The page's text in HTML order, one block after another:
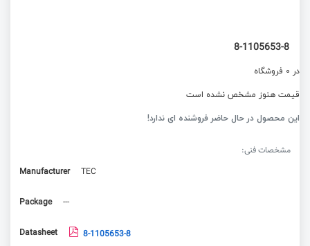
8-1105653-8
در 0 فروشگاه
قیمت هنوز مشخص نشده است
این محصول در حال حاضر فروشنده ای ندارد!
مشخصات فنی:
Manufacturer
TEC
Package ---
Datasheet 8-1105653-8